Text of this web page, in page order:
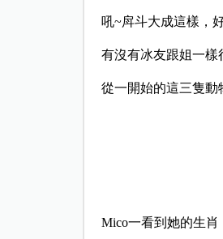
吼~戽斗大成這樣，
有沒有冰友跟姐一樣
從一開始的這三隻動
Mico一看到她的生